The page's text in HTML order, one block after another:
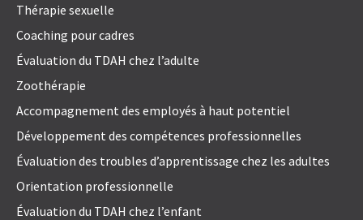
Thérapie sexuelle
Coaching pour cadres
Évaluation du TDAH chez l’adulte
Zoothérapie
Accompagnement des employés à haut potentiel
Développement des compétences professionnelles
Évaluation des troubles d’apprentissage chez les adultes
Orientation professionnelle
Évaluation du TDAH chez l’enfant